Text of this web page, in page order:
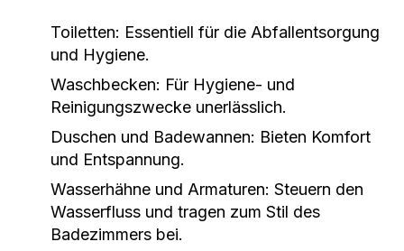
Toiletten: Essentiell für die Abfallentsorgung
und Hygiene.
Waschbecken: Für Hygiene- und
Reinigungszwecke unerlässlich.
Duschen und Badewannen: Bieten Komfort
und Entspannung.
Wasserhähne und Armaturen: Steuern den
Wasserfluss und tragen zum Stil des
Badezimmers bei.